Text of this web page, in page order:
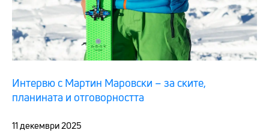
Интервю с Мартин Маровски – за ските,
планината и отговорността
11 декември 2025